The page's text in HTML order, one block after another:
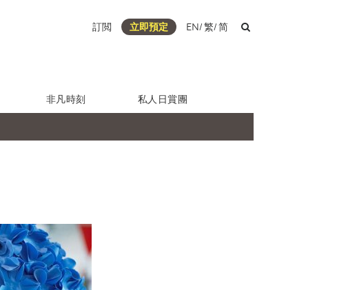
訂閲 立即預定 EN/繁/简
非凡時刻 私人日賞團